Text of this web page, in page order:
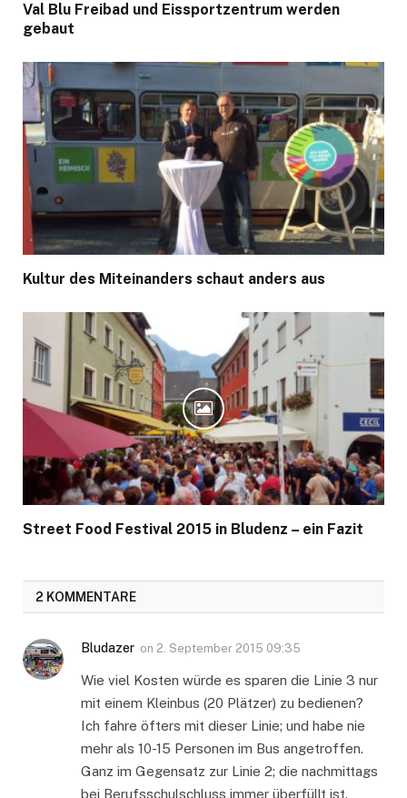
Val Blu Freibad und Eissportzentrum werden
gebaut
Kultur des Miteinanders schaut anders aus
Street Food Festival 2015 in Bludenz – ein Fazit
2 KOMMENTARE
Bludazer on 2. September 2015 09:35
Wie viel Kosten würde es sparen die Linie 3 nur
mit einem Kleinbus (20 Plätzer) zu bedienen?
Ich fahre öfters mit dieser Linie; und habe nie
mehr als 10-15 Personen im Bus angetroffen.
Ganz im Gegensatz zur Linie 2; die nachmittags
bei Berufsschulschluss immer überfüllt ist.